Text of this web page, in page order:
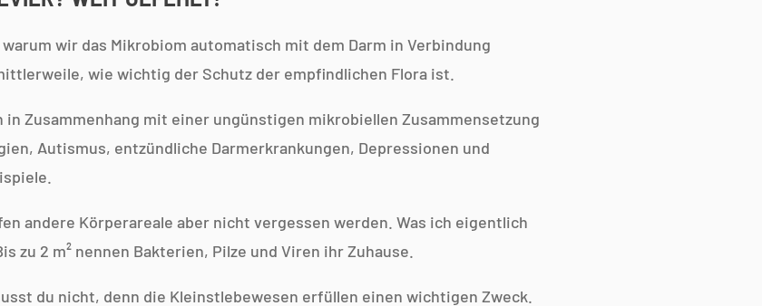
wir das Mikrobiom automatisch mit dem Darm in Verbindung
wie wichtig der Schutz der empfindlichen Flora ist.
Zusammenhang mit einer ungünstigen mikrobiellen Zusammensetzung
Autismus, entzündliche Darmerkrankungen, Depressionen und
andere Körperareale aber nicht vergessen werden. Was ich eigentlich
zu 2 m² nennen Bakterien, Pilze und Viren ihr Zuhause.
du nicht, denn die Kleinstlebewesen erfüllen einen wichtigen Zweck.